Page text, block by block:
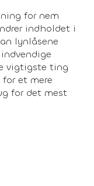
for nem
indholdet i
lynlåsene
vigtigste ting
et mere
for det mest